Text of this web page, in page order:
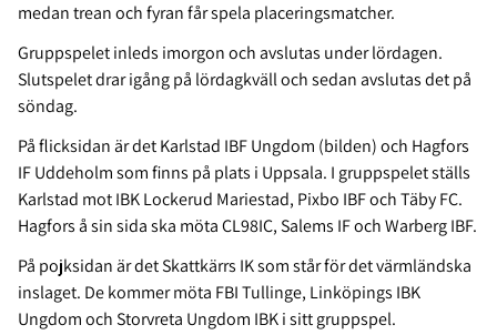
medan trean och fyran får spela placeringsmatcher.
Gruppspelet inleds imorgon och avslutas under lördagen.
Slutspelet drar igång på lördagkväll och sedan avslutas det på
söndag.
På flicksidan är det Karlstad IBF Ungdom (bilden) och Hagfors
IF Uddeholm som finns på plats i Uppsala. I gruppspelet ställs
Karlstad mot IBK Lockerud Mariestad, Pixbo IBF och Täby FC.
Hagfors å sin sida ska möta CL98IC, Salems IF och Warberg IBF.
På pojksidan är det Skattkärrs IK som står för det värmländska
inslaget. De kommer möta FBI Tullinge, Linköpings IBK
Ungdom och Storvreta Ungdom IBK i sitt gruppspel.